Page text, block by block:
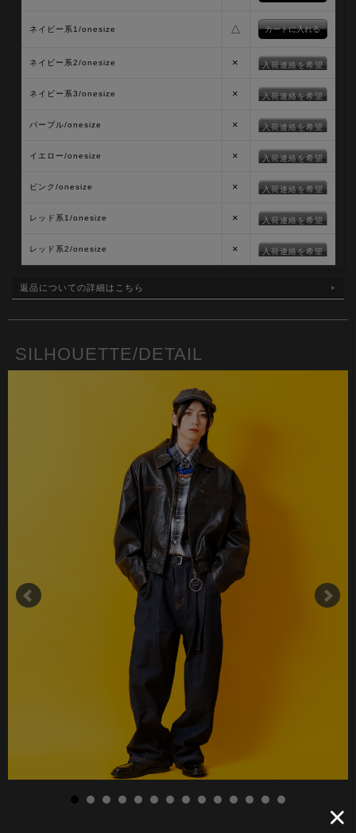
ネイビー系1/onesize △
ネイビー系2/onesize × 入荷連絡を希望
ネイビー系3/onesize × 入荷連絡を希望
パープル/onesize × 入荷連絡を希望
イエロー/onesize × 入荷連絡を希望
ピンク/onesize × 入荷連絡を希望
レッド系1/onesize × 入荷連絡を希望
レッド系2/onesize × 入荷連絡を希望
返品についての詳細はこちら
SILHOUETTE/DETAIL